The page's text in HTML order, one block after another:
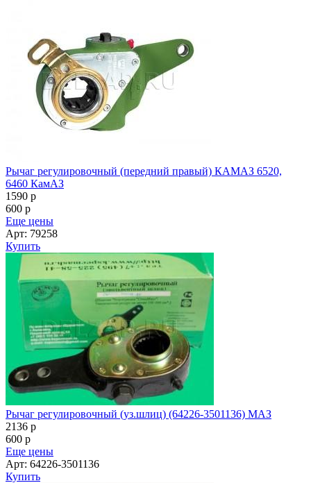
Рычаг регулировочный (передний правый) КАМАЗ 6520,
6460 КамАЗ
1590 p
600 p
Еще цены
Арт: 79258
Купить
Рычаг регулировочный (уз.шлиц) (64226-3501136) МАЗ
2136 p
600 p
Еще цены
Арт: 64226-3501136
Купить